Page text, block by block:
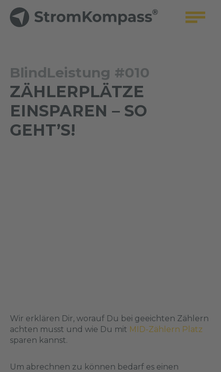
BlindLeistung #010
ZÄHLERPLÄTZE
EINSPAREN – SO
GEHT’S!
Wir erklären Dir, worauf Du bei geeichten Zählern
achten musst und wie Du mit MID-Zählern Platz
sparen kannst.
Um abrechnen zu können bedarf es einen